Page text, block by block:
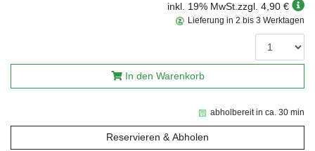
inkl. 19% MwSt.zzgl. 4,90 €
abholbereit in ca. 30 min
Reservieren & Abholen
Lieferung in 2 bis 3 Werktagen
In den Warenkorb